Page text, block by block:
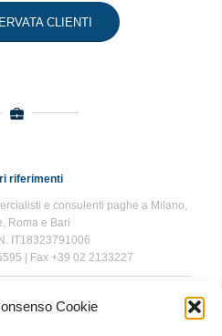
Cookie
CLIENTI
riferimenti
e consulenti paghe a Milano,
Roma e Bari
N. IT18323791006
| Fax +39 02 2133227
website is for general information